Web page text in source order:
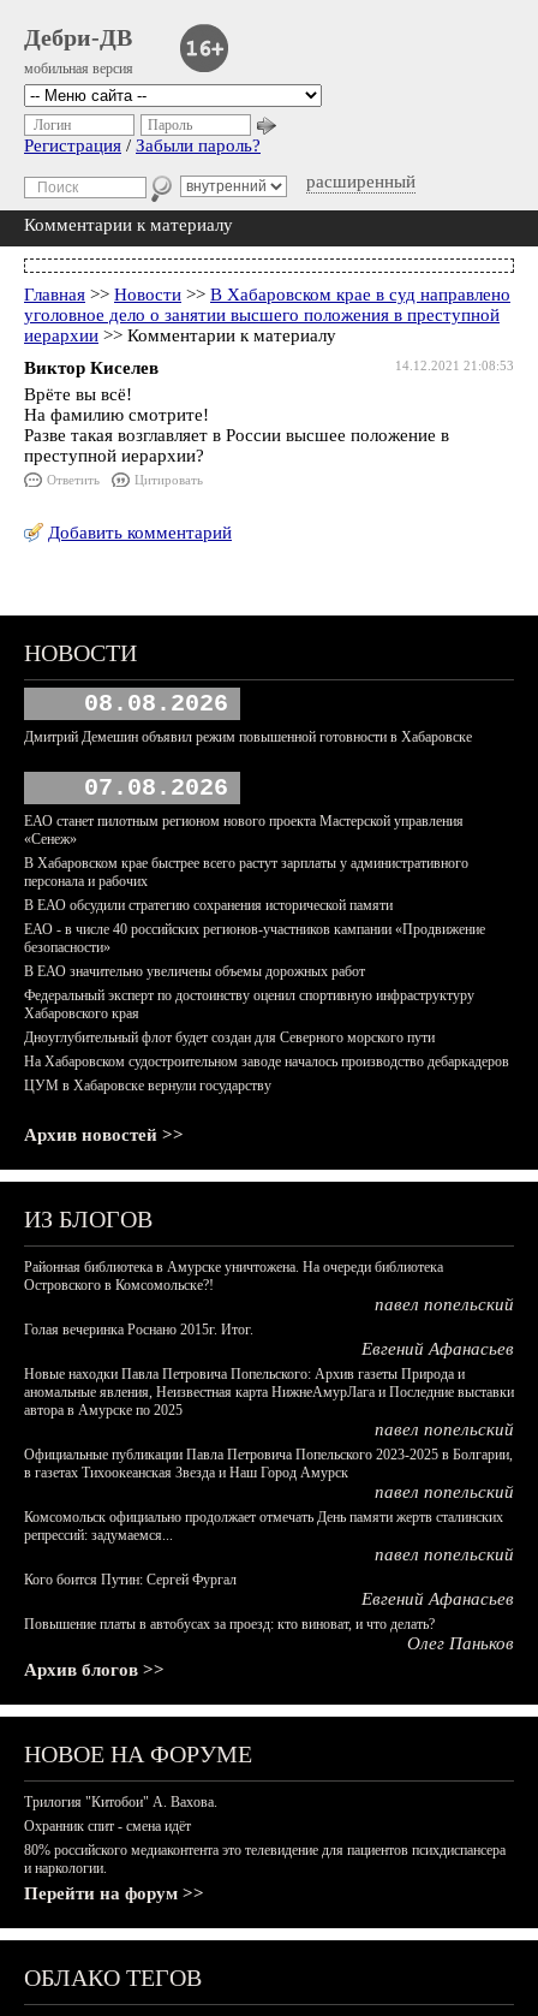
Дебри-ДВ
мобильная версия
расширенный
Логин Пароль
Регистрация / Забыли пароль?
Комментарии к материалу
Главная >> Новости >> В Хабаровском крае в суд направлено
уголовное дело о занятии высшего положения в преступной
иерархии >> Комментарии к материалу
14.12.2021 21:08:53
Виктор Киселев
Врёте вы всё!
На фамилию смотрите!
Разве такая возглавляет в России высшее положение в
преступной иерархии?
Ответить Цитировать
Добавить комментарий
НОВОСТИ
08.08.2026
Дмитрий Демешин объявил режим повышенной готовности в Хабаровске
07.08.2026
ЕАО станет пилотным регионом нового проекта Мастерской управления
«Сенеж»
В Хабаровском крае быстрее всего растут зарплаты у административного
персонала и рабочих
В ЕАО обсудили стратегию сохранения исторической памяти
ЕАО - в числе 40 российских регионов-участников кампании «Продвижение
безопасности»
В ЕАО значительно увеличены объемы дорожных работ
Федеральный эксперт по достоинству оценил спортивную инфраструктуру
Хабаровского края
Дноуглубительный флот будет создан для Северного морского пути
На Хабаровском судостроительном заводе началось производство дебаркадеров
ЦУМ в Хабаровске вернули государству
Архив новостей >>
ИЗ БЛОГОВ
Районная библиотека в Амурске уничтожена. На очереди библиотека
Островского в Комсомольске?!
павел попельский
Голая вечеринка Роснано 2015г. Итог.
Евгений Афанасьев
Новые находки Павла Петровича Попельского: Архив газеты Природа и
аномальные явления, Неизвестная карта НижнеАмурЛага и Последние выставки
автора в Амурске по 2025
павел попельский
Официальные публикации Павла Петровича Попельского 2023-2025 в Болгарии,
в газетах Тихоокеанская Звезда и Наш Город Амурск
павел попельский
Комсомольск официально продолжает отмечать День памяти жертв сталинских
репрессий: задумаемся...
павел попельский
Кого боится Путин: Сергей Фургал
Евгений Афанасьев
Повышение платы в автобусах за проезд: кто виноват, и что делать?
Олег Паньков
Архив блогов >>
НОВОЕ НА ФОРУМЕ
Трилогия "Китобои" А. Вахова.
Охранник спит - смена идёт
80% российского медиаконтента это телевидение для пациентов психдиспансера
и наркологии.
Перейти на форум >>
ОБЛАКО ТЕГОВ